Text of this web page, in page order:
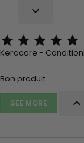

    
Keracare -
Bon produit
SEE MORE 